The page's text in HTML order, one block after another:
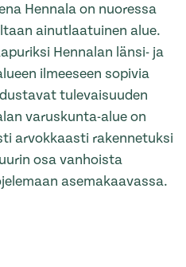
Hennala on nuoressa
ainutlaatuinen alue.
Hennalan länsi- ja
ilmeeseen sopivia
tulevaisuuden
varuskunta-alue on
arvokkaasti rakennetuksi
osa vanhoista
asemakaavassa.